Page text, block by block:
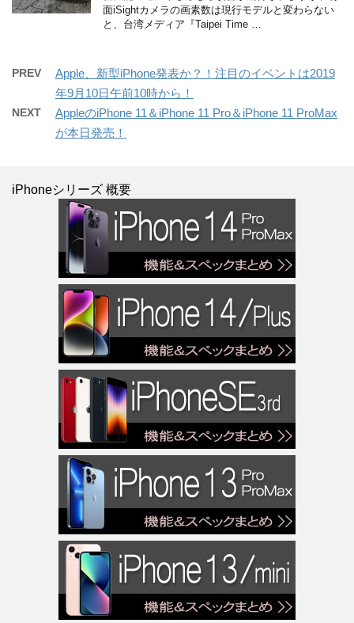
面iSightカメラの画素数は現行モデルと変わらない
と、台湾メディア『Taipei Time …
PREV
Apple、新型iPhone発表か？！注目のイベントは2019
年9月10日午前10時から！
NEXT
AppleのiPhone 11＆iPhone 11 Pro＆iPhone 11 ProMax
が本日発売！
iPhoneシリーズ 概要